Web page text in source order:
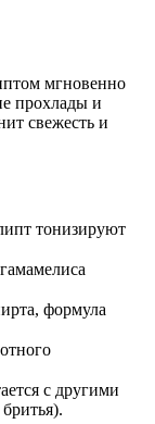
мгновенно
прохлады и
свежесть и
тонизируют
формула
с другими